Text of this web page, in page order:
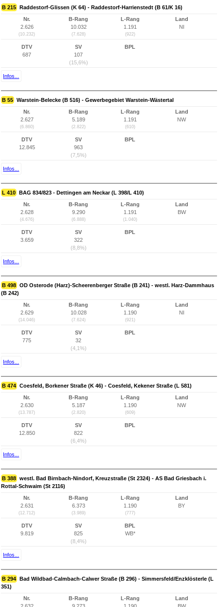
B 215 Raddestorf-Glissen (K 64) - Raddestorf-Harrienstedt (B 61/K 16)
Nr.
2.626
(10.232)
B-Rang
10.032
(7.628)
L-Rang
1.191
(922)
Land
NI
DTV
687
SV
107
(15,6%)
BPL
Infos...
B 55 Warstein-Belecke (B 516) - Gewerbegebiet Warstein-Wästertal
Nr.
2.627
(6.860)
B-Rang
5.189
(2.822)
L-Rang
1.191
(610)
Land
NW
DTV
12.845
SV
963
(7,5%)
BPL
Infos...
L 410 BAG 834/823 - Dettingen am Neckar (L 398/L 410)
Nr.
2.628
(4.676)
B-Rang
9.290
(6.888)
L-Rang
1.191
(1.040)
Land
BW
DTV
3.659
SV
322
(8,8%)
BPL
Infos...
B 498 OD Osterode (Harz)-Scheerenberger Straße (B 241) - westl. Harz-Dammhaus
(B 242)
Nr.
2.629
(14.046)
B-Rang
10.028
(7.624)
L-Rang
1.190
(921)
Land
NI
DTV
775
SV
32
(4,1%)
BPL
Infos...
B 474 Coesfeld, Borkener Straße (K 46) - Coesfeld, Kekener Straße (L 581)
Nr.
2.630
(13.787)
B-Rang
5.187
(2.820)
L-Rang
1.190
(609)
Land
NW
DTV
12.850
SV
822
(6,4%)
BPL
Infos...
B 388 westl. Bad Birnbach-Nindorf, Kreuzstraße (St 2324) - AS Bad Griesbach i.
Rottal-Schwaim (St 2116)
Nr.
2.631
(12.712)
B-Rang
6.373
(3.989)
L-Rang
1.190
(777)
Land
BY
DTV
9.819
SV
825
(8,4%)
BPL
WB*
Infos...
B 294 Bad Wildbad-Calmbach-Calwer Straße (B 296) - Simmersfeld/Enzklösterle (L
351)
Nr.
B-Rang
L-Rang
Land